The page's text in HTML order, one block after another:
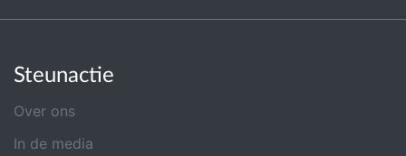
Steunactie
Over ons
In de media